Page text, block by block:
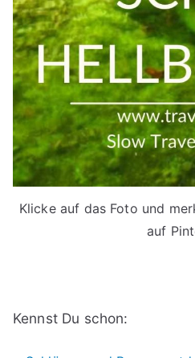
Klicke auf das Foto und
auf
Kennst Du schon: